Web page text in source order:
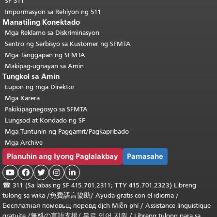
Impormasyon sa Rehiyon ng 511
Manatiling Konektado
Mga Reklamo sa Diskriminasyon
Sentro ng Serbisyo sa Kustomer ng SFMTA
Mga Tanggapan ng SFMTA
Makipag-ugnayan sa Amin
Tungkol sa Amin
Lupon ng mga Direktor
Mga Karera
Pakikipagnegosyo sa SFMTA
Lungsod at Kondado ng SF
Mga Tuntunin ng Paggamit/Pagkapribado
Mga Archive
Planuhin ang Iyong Paglalakbay Pamasahe
    
☎ 311 (Sa labas ng SF 415.701.2311; TTY 415.701.2323) Libreng
tulong sa wika /免費語言協助/ Ayuda gratis con el idioma /
Бесплатная помовьщ перевд dịch Miễn phí/ Assistance linguistique